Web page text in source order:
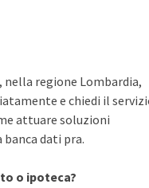
nella regione Lombardia,
e chiedi il
attuare soluzioni
dati pra.
o ipoteca?